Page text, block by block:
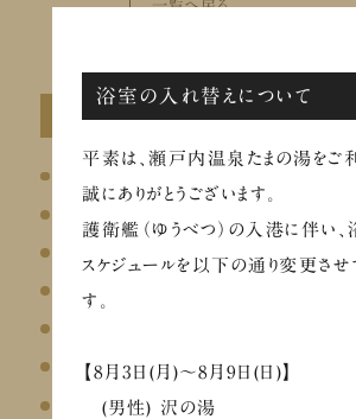
一覧へ戻る
リラクゼーション
浴室の入れ替えについて
平素は、瀬戸内温泉たまの湯をご
誠にありがとうございます。
護衛艦（ゆうべつ）の入港に伴い
スケジュールを以下の通り変更させ
す。
【8月3日(月)～8月9日(日)】
(男性) 沢の湯